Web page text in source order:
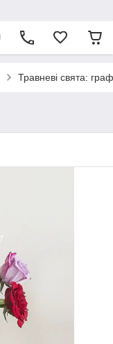
Травневі свята: